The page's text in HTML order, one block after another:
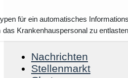
für ein automatisches
Krankenhauspersonal zu
Nachrichten
Stellenmarkt